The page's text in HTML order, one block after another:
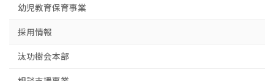
幼児教育保育事業
採用情報
汰功樹会本部